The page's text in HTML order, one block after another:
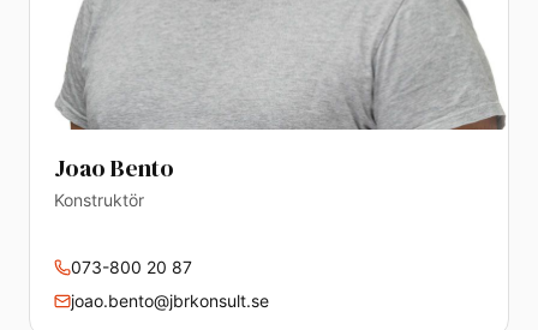
Joao Bento
Konstruktör
073-800 20 87
joao.bento@jbrkonsult.se